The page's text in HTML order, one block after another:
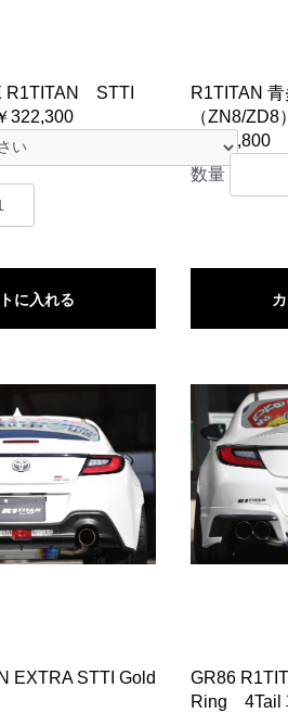
R1TITAN STTI
322,300
に入れる
R1TITAN
（ZN8/ZD8）
￥217,800
数量
EXTRA STTI Gold
GR86
Ring 4Tail